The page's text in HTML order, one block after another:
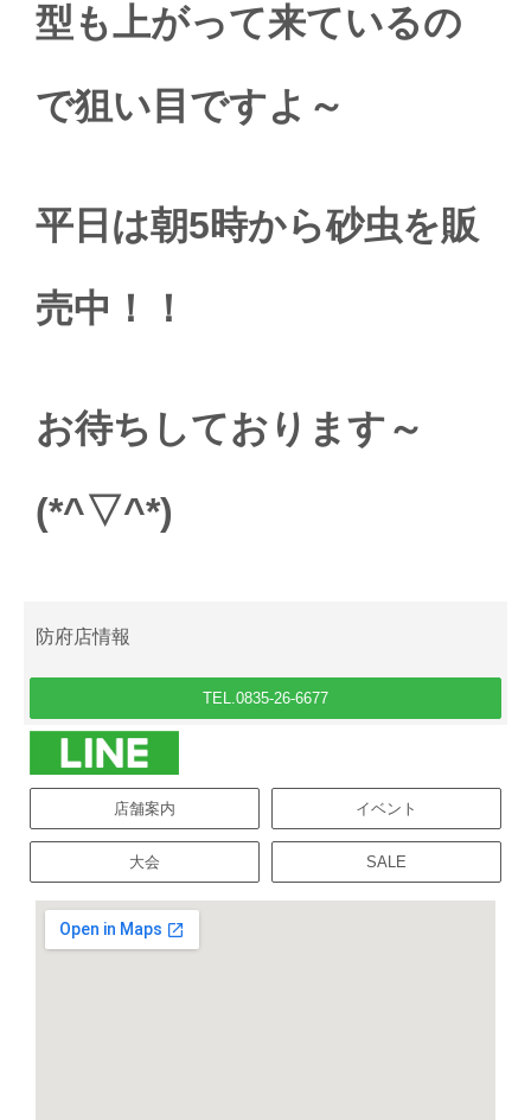
型も上がって来ているの
で狙い目ですよ～
平日は朝5時から砂虫を販
売中！！
お待ちしております～
(*^▽^*)
防府店情報
TEL.0835-26-6677
店舗案内 イベント
大会 SALE